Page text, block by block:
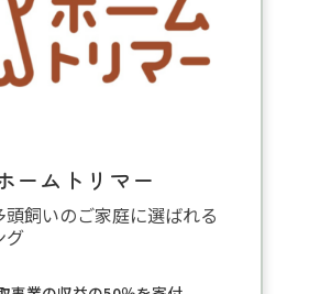
ームトリマー
頭飼いのご家庭に選ばれる
グ